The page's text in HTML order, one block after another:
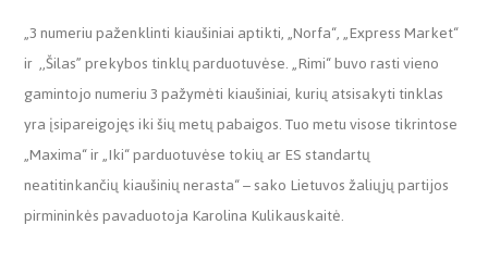
„3 numeriu paženklinti kiaušiniai aptikti, „Norfa“, „Express Market“
ir ,,Šilas” prekybos tinklų parduotuvėse. „Rimi“ buvo rasti vieno
gamintojo numeriu 3 pažymėti kiaušiniai, kurių atsisakyti tinklas
yra įsipareigojęs iki šių metų pabaigos. Tuo metu visose tikrintose
„Maxima“ ir „Iki“ parduotuvėse tokių ar ES standartų
neatitinkančių kiaušinių nerasta“ – sako Lietuvos žaliųjų partijos
pirmininkės pavaduotoja Karolina Kulikauskaitė.